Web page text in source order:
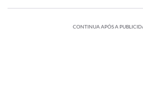
CONTINUA APÓS A